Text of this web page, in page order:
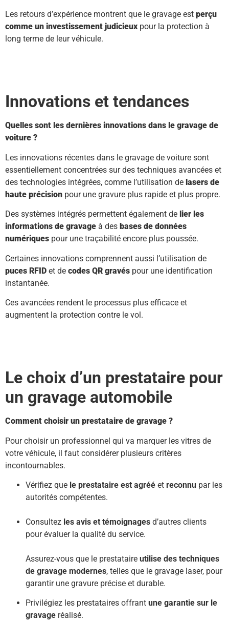
Les retours d’expérience montrent que le gravage est perçu
comme un investissement judicieux pour la protection à
long terme de leur véhicule.
Innovations et tendances
Quelles sont les dernières innovations dans le gravage de
voiture ?
Les innovations récentes dans le gravage de voiture sont
essentiellement concentrées sur des techniques avancées et
des technologies intégrées, comme l’utilisation de lasers de
haute précision pour une gravure plus rapide et plus propre.
Des systèmes intégrés permettent également de lier les
informations de gravage à des bases de données
numériques pour une traçabilité encore plus poussée.
Certaines innovations comprennent aussi l’utilisation de
puces RFID et de codes QR gravés pour une identification
instantanée.
Ces avancées rendent le processus plus efficace et
augmentent la protection contre le vol.
Le choix d’un prestataire pour
un gravage automobile
Comment choisir un prestataire de gravage ?
Pour choisir un professionnel qui va marquer les vitres de
votre véhicule, il faut considérer plusieurs critères
incontournables.
Vérifiez que le prestataire est agréé et reconnu par les
autorités compétentes.
Consultez les avis et témoignages d’autres clients
pour évaluer la qualité du service.
Assurez-vous que le prestataire utilise des techniques
de gravage modernes, telles que le gravage laser, pour
garantir une gravure précise et durable.
Privilégiez les prestataires offrant une garantie sur le
gravage réalisé.